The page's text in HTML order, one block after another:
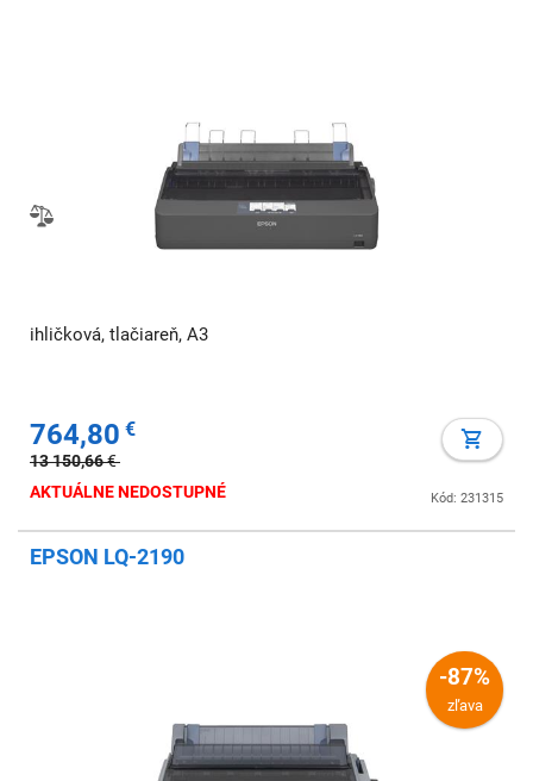
ihličková, tlačiareň, A3
764,80 €
13 150,66€
Kód: 231315
AKTUÁLNE NEDOSTUPNÉ
EPSON LQ-2190
-87%
zľava